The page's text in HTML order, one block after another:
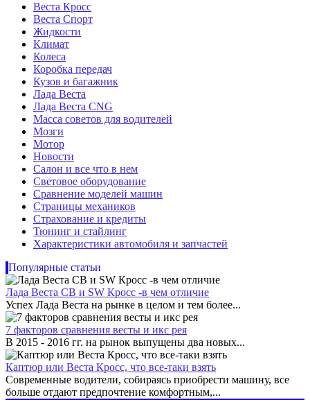
Веста Кросс
Веста Спорт
Жидкости
Климат
Колеса
Коробка передач
Кузов и багажник
Лада Веста
Лада Веста CNG
Масса советов для водителей
Мозги
Мотор
Новости
Салон и все что в нем
Световое оборудование
Сравнение моделей машин
Страницы механиков
Страхование и кредиты
Тюнинг и стайлинг
Характеристики автомобиля и запчастей
Популярные статьи
Лада Веста СВ и SW Кросс -в чем отличие
Успех Лада Веста на рынке в целом и тем более...
7 факторов сравнения весты и икс рея
В 2015 - 2016 гг. на рынок выпущены два новых...
Каптюр или Веста Кросс, что все-таки взять
Современные водители, собираясь приобрести машину, все
больше отдают предпочтение комфортным,...